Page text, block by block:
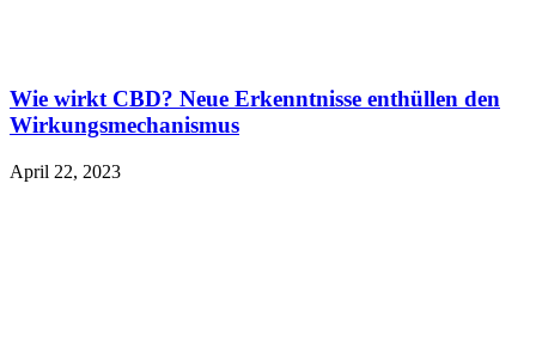
Wie wirkt CBD? Neue Erkenntnisse enthüllen den
Wirkungsmechanismus
April 22, 2023